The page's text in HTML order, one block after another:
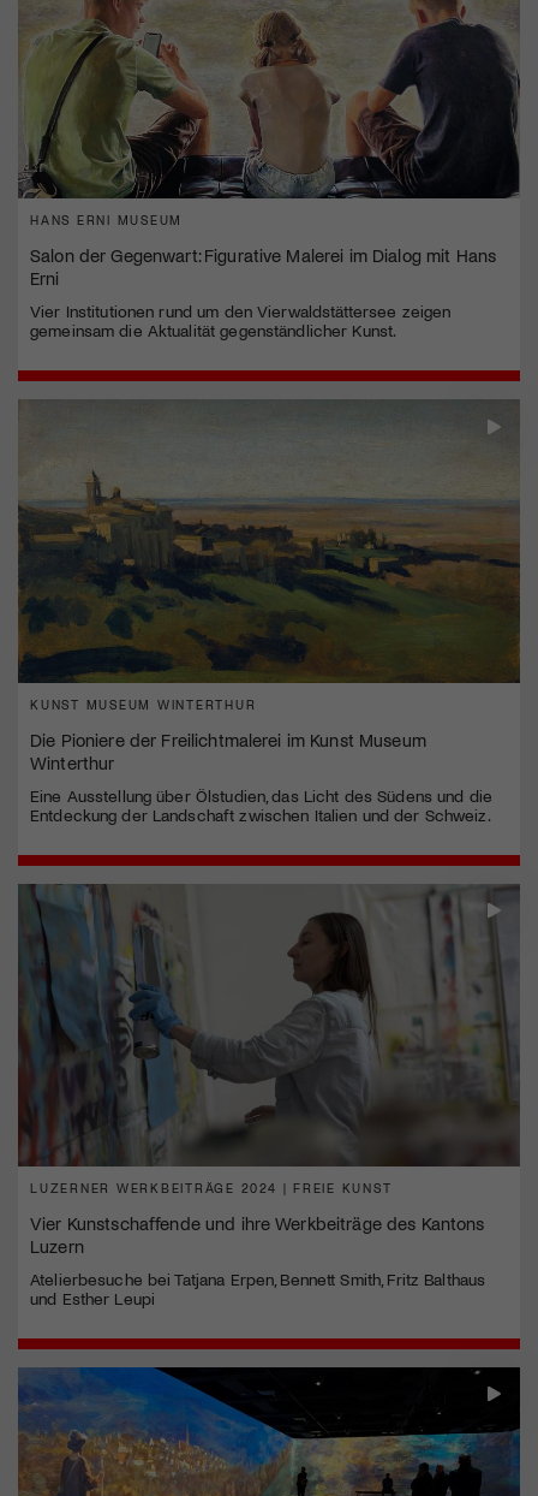
HANS ERNI MUSEUM
Salon der Gegenwart: Figurative Malerei im Dialog mit Hans
Erni
Vier Institutionen rund um den Vierwaldstättersee zeigen
gemeinsam die Aktualität gegenständlicher Kunst.
KUNST MUSEUM WINTERTHUR
Die Pioniere der Freilichtmalerei im Kunst Museum
Winterthur
Eine Ausstellung über Ölstudien, das Licht des Südens und die
Entdeckung der Landschaft zwischen Italien und der Schweiz.
LUZERNER WERKBEITRÄGE 2024 | FREIE KUNST
Vier Kunstschaffende und ihre Werkbeiträge des Kantons
Luzern
Atelierbesuche bei Tatjana Erpen, Bennett Smith, Fritz Balthaus
und Esther Leupi